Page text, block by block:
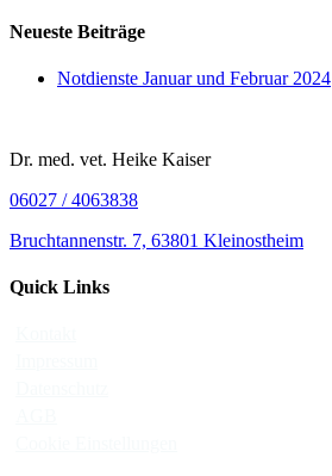
Neueste Beiträge
Notdienste Januar und Februar 2024
Dr. med. vet. Heike Kaiser
06027 / 4063838
Bruchtannenstr. 7, 63801 Kleinostheim
Quick Links